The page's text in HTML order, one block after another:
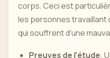
corps. Ceci est
les personnes travaillant
qui souffrent d'une
Preuves de l'étude: